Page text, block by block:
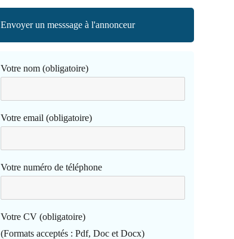
Envoyer un messsage à l'annonceur
Votre nom (obligatoire)
Votre email (obligatoire)
Votre numéro de téléphone
Votre CV (obligatoire)
(Formats acceptés : Pdf, Doc et Docx)